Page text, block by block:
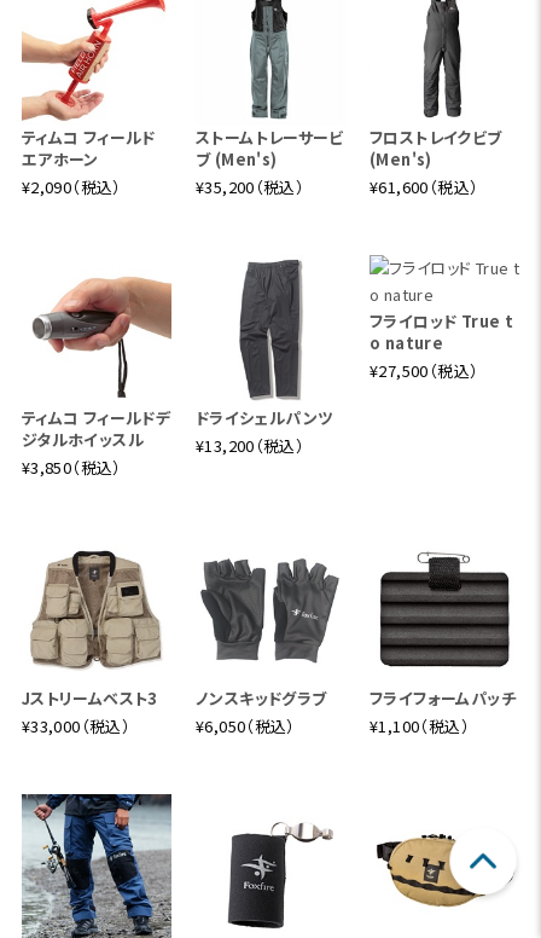
ティムコ フィールド
エアホーン
¥2,090（税込）
ストームトレーサービ
ブ (Men's)
¥35,200（税込）
フロストレイクビブ
(Men's)
¥61,600（税込）
ティムコ フィールドデ
ジタルホイッスル
¥3,850（税込）
ドライシェルパンツ
¥13,200（税込）
フライロッド True t
o nature
¥27,500（税込）
Jストリームベスト3
¥33,000（税込）
ノンスキッドグラブ
¥6,050（税込）
フライフォームパッチ
¥1,100（税込）